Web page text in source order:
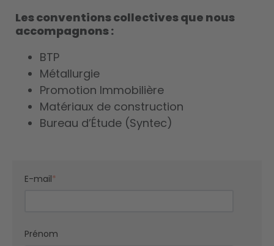
Les conventions collectives que nous
accompagnons :
BTP
Métallurgie
Promotion Immobilière
Matériaux de construction
Bureau d’Étude (Syntec)
E-mail*
Prénom